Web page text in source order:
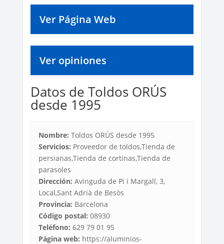
Ver Página Web
Ver opiniones
Datos de Toldos ORÚS
desde 1995
Nombre: Toldos ORÚS desde 1995
Servicios: Proveedor de toldos,Tienda de
persianas,Tienda de cortinas,Tienda de
parasoles
Dirección: Avinguda de Pi i Margall, 3,
Local,Sant Adrià de Besòs
Provincia: Barcelona
Código postal: 08930
Teléfono: 629 79 01 95
Página web: https://aluminios-